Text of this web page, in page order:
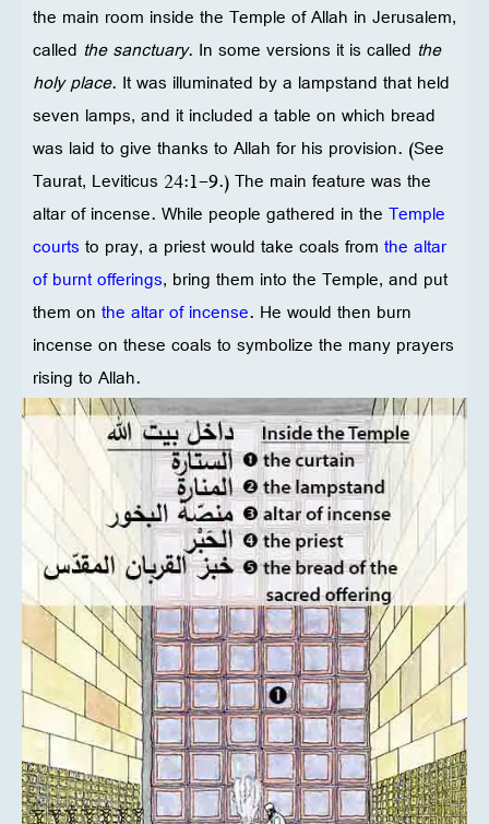
the main room inside the Temple of Allah in Jerusalem,
called the sanctuary. In some versions it is called the
holy place. It was illuminated by a lampstand that held
seven lamps, and it included a table on which bread
was laid to give thanks to Allah for his provision. (See
Taurat, Leviticus 24:1-9.) The main feature was the
altar of incense. While people gathered in the Temple
courts to pray, a priest would take coals from the altar
of burnt offerings, bring them into the Temple, and put
them on the altar of incense. He would then burn
incense on these coals to symbolize the many prayers
rising to Allah.